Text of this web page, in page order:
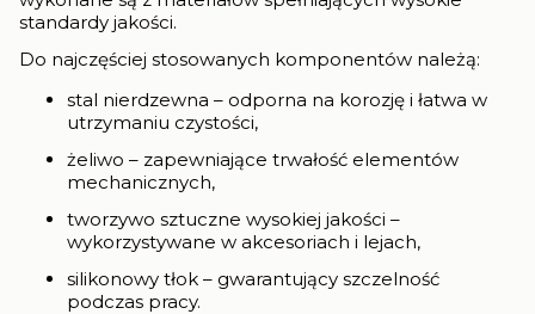
standardy jakości.
Do najczęściej stosowanych komponentów należą:
stal nierdzewna – odporna na korozję i łatwa w
utrzymaniu czystości,
żeliwo – zapewniające trwałość elementów
mechanicznych,
tworzywo sztuczne wysokiej jakości –
wykorzystywane w akcesoriach i lejach,
silikonowy tłok – gwarantujący szczelność
podczas pracy.